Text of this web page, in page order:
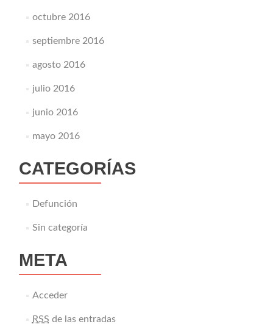
octubre 2016
septiembre 2016
agosto 2016
julio 2016
junio 2016
mayo 2016
CATEGORÍAS
Defunción
Sin categoría
META
Acceder
RSS de las entradas